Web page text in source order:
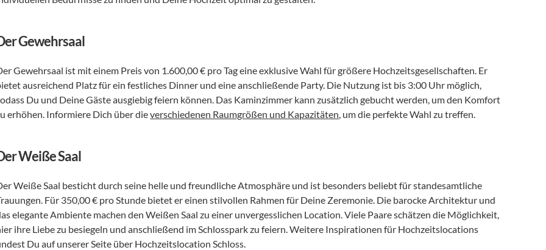
Gewehrsaal
Gewehrsaal ist mit einem Preis von 1.600,00 € pro Tag eine exklusive Wahl für größere Hochzeitsgesellschaften. Er
ausreichend Platz für ein festliches Dinner und eine anschließende Party. Die Nutzung ist bis 3:00 Uhr möglich,
Du und Deine Gäste ausgiebig feiern können. Das Kaminzimmer kann zusätzlich gebucht werden, um den Komfort
erhöhen. Informiere Dich über die verschiedenen Raumgrößen und Kapazitäten, um die perfekte Wahl zu treffen.
Weiße Saal
Weiße Saal besticht durch seine helle und freundliche Atmosphäre und ist besonders beliebt für standesamtliche
Für 350,00 € pro Stunde bietet er einen stilvollen Rahmen für Deine Zeremonie. Die barocke Architektur und
elegante Ambiente machen den Weißen Saal zu einer unvergesslichen Location. Viele Paare schätzen die Möglichkeit,
ihre Liebe zu besiegeln und anschließend im Schlosspark zu feiern. Weitere Inspirationen für Hochzeitslocations
Du auf unserer Seite über Hochzeitslocation Schloss.